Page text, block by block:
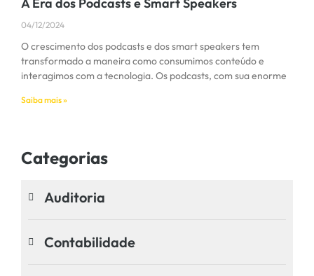
A Era dos Podcasts e Smart Speakers
04/12/2024
O crescimento dos podcasts e dos smart speakers tem
transformado a maneira como consumimos conteúdo e
interagimos com a tecnologia. Os podcasts, com sua enorme
Saiba mais »
Categorias
Auditoria
Contabilidade